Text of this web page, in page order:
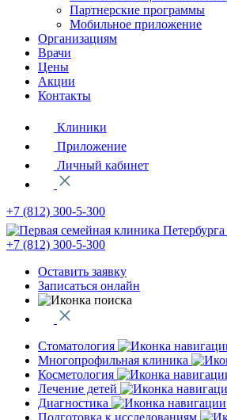
Партнерские программы
Мобильное приложение
Организациям
Врачи
Цены
Акции
Контакты
Клиники
Приложение
Личный кабинет
+7 (812) 300-5-300
+7 (812) 300-5-300
Оставить заявку
Записаться онлайн
Стоматология
Многопрофильная клиника
Косметология
Лечение детей
Диагностика
Подготовка к исследованиям